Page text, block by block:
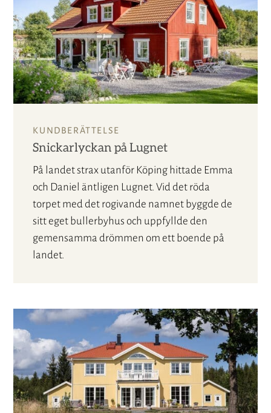
KUNDBERÄTTELSE
Snickarlyckan på Lugnet
På landet strax utanför Köping hittade Emma
och Daniel äntligen Lugnet. Vid det röda
torpet med det rogivande namnet byggde de
sitt eget bullerbyhus och uppfyllde den
gemensamma drömmen om ett boende på
landet.